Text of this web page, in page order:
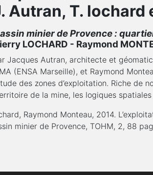
Autran, T. lochard
minier de Provence :
LOCHARD - Raymond
Jacques Autran, architecte et
(ENSA Marseille), et Raymond
des zones d’exploitation. Riche
de la mine, les logiques
Raymond Monteau, 2014.
minier de Provence, TOHM, 2, 88